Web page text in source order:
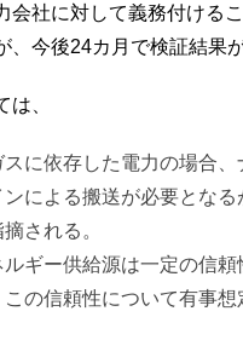
会社に対して義務付ける
、今後24カ月で検証結果
、
に依存した電力の場合
による搬送が必要とな
される。
ギー供給源は一定の信
この信頼性について有事